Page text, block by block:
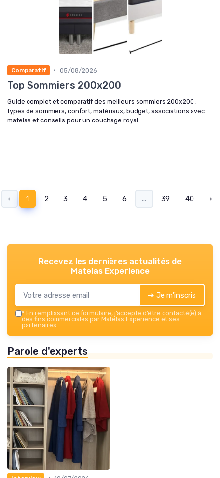
Comparatif • 05/08/2026
Top Sommiers 200x200
Guide complet et comparatif des meilleurs sommiers 200x200 :
types de sommiers, confort, matériaux, budget, associations avec
matelas et conseils pour un couchage royal.
‹ 1 2 3 4 5 6 ... 39 40 ›
Recevez les dernières actualités de
Matelas Experience
➔ Je m'inscris
* En remplissant ce formulaire, j’accepte d’être contacté(e) à
des fins commerciales par Matelas Experience et ses
partenaires.
Parole d'experts